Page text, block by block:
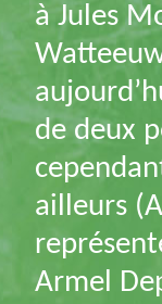
à Jules
de deux
ailleurs
Armel